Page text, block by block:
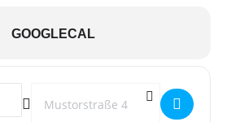
GOOGLECAL
Address - Public Viewing - Eurovision Song
Destination Address - Public